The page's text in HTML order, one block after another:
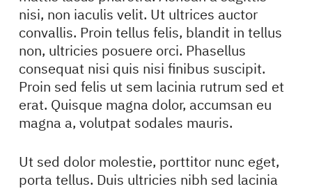
nisi, non iaculis velit. Ut ultrices auctor
convallis. Proin tellus felis, blandit in tellus
non, ultricies posuere orci. Phasellus
consequat nisi quis nisi finibus suscipit.
Proin sed felis ut sem lacinia rutrum sed et
erat. Quisque magna dolor, accumsan eu
magna a, volutpat sodales mauris.
Ut sed dolor molestie, porttitor nunc eget,
porta tellus. Duis ultricies nibh sed lacinia